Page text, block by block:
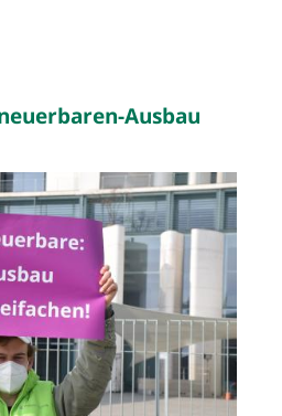
Ausbau